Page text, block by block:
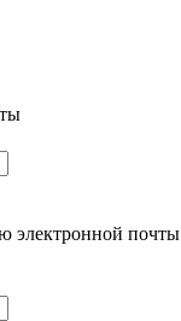
электронной почты